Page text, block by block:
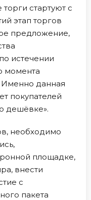
стартуют с
этап торгов
предложение,
истечении
момента
Именно данная
покупателей
дешёвке».
необходимо
площадке,
внести
с
пакета